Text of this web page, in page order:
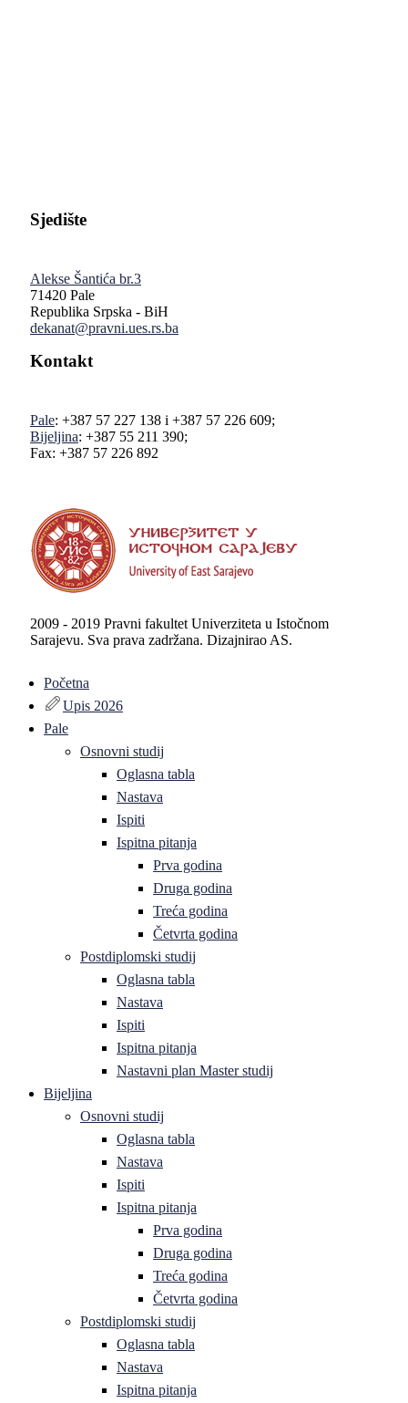
Sjedište
Alekse Šantića br.3
71420 Pale
Republika Srpska - BiH
dekanat@pravni.ues.rs.ba
Kontakt
Pale: +387 57 227 138 i +387 57 226 609;
Bijeljina: +387 55 211 390;
Fax: +387 57 226 892
2009 - 2019 Pravni fakultet Univerziteta u Istočnom
Sarajevu. Sva prava zadržana. Dizajnirao AS.
Početna
Upis 2026
Pale
Osnovni studij
Oglasna tabla
Nastava
Ispiti
Ispitna pitanja
Prva godina
Druga godina
Treća godina
Četvrta godina
Postdiplomski studij
Oglasna tabla
Nastava
Ispiti
Ispitna pitanja
Nastavni plan Master studij
Bijeljina
Osnovni studij
Oglasna tabla
Nastava
Ispiti
Ispitna pitanja
Prva godina
Druga godina
Treća godina
Četvrta godina
Postdiplomski studij
Oglasna tabla
Nastava
Ispitna pitanja